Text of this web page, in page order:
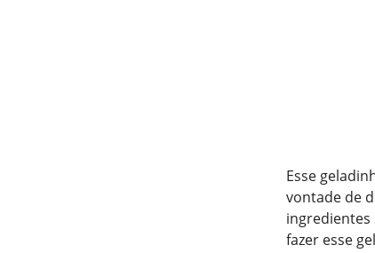
Esse
vontade de
ingredientes
fazer esse